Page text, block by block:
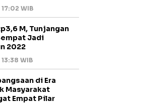
WIB
M, Tunjangan
Jadi
2022
WIB
di Era
Masyarakat
Empat Pilar